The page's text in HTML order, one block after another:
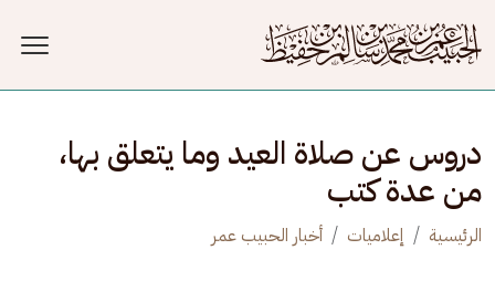
دروس عن صلاة العيد وما يتعلق بها،
من عدة كتب
الرئيسية إعلاميات أخبار الحبيب عمر